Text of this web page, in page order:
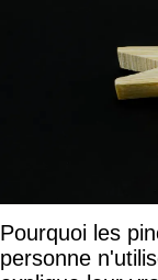
Pourquoi les
personne